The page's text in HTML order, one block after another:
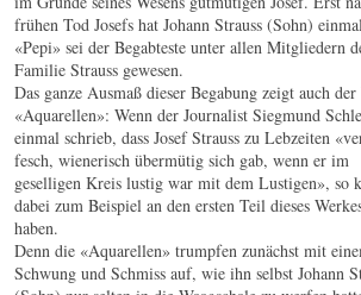
frühen Tod Josefs hat Johann Strauss (Sohn)
«Pepi» sei der Begabteste unter allen Mitgliedern
Familie Strauss gewesen.
Das ganze Ausmaß dieser Begabung zeigt auch
«Aquarellen»: Wenn der Journalist Siegmund
einmal schrieb, dass Josef Strauss zu Lebzeiten
fesch, wienerisch übermütig sich gab, wenn er im
geselligen Kreis lustig war mit dem Lustigen», so
dabei zum Beispiel an den ersten Teil dieses
haben.
Denn die «Aquarellen» trumpfen zunächst mit
Schwung und Schmiss auf, wie ihn selbst Johann